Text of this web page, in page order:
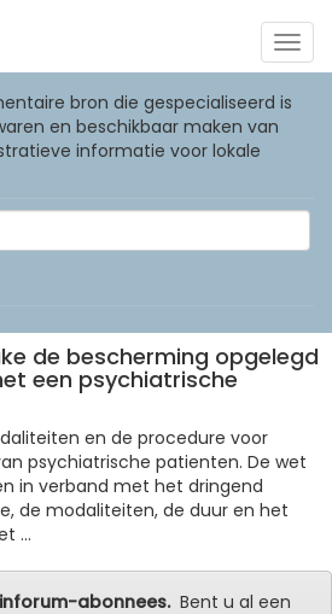
bron die gespecialiseerd is
en beschikbaar maken van
informatie voor lokale
de bescherming opgelegd
een psychiatrische
en de procedure voor
psychiatrische patienten. De wet
in verband met het dringend
de modaliteiten, de duur en het
...
abonnees.Bent u al een